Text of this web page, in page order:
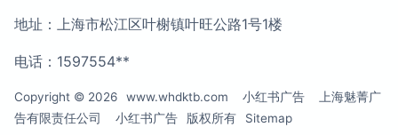
地址：上海市松江区叶榭镇叶旺公路1号1楼
电话：1597554**
Copyright © 2026 www.whdktb.com 小红书广告
上海魅菁广
告有限责任公司
小红书广告 版权所有 Sitemap